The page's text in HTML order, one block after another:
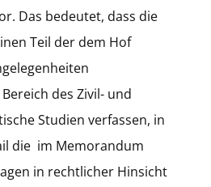
Das bedeutet, dass die
Teil der dem Hof
des Zivil- und
Studien verfassen, in
die im Memorandum
in rechtlicher Hinsicht